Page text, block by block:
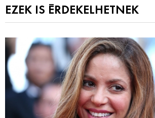
EZEK IS ÉRDEKELHETNEK